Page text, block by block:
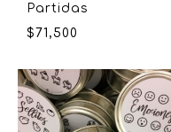
Partidas
$ 71,500